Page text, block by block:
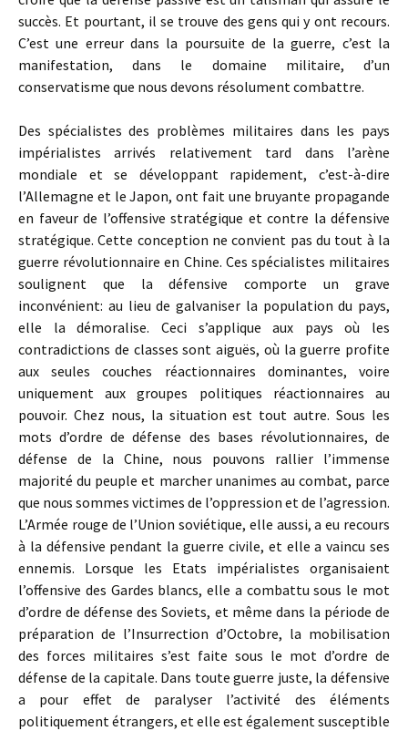
succès. Et pourtant, il se trouve des gens qui y ont recours.
C’est une erreur dans la poursuite de la guerre, c’est la
manifestation, dans le domaine militaire, d’un
conservatisme que nous devons résolument combattre.
Des spécialistes des problèmes militaires dans les pays
impérialistes arrivés relativement tard dans l’arène
mondiale et se développant rapidement, c’est-à-dire
l’Allemagne et le Japon, ont fait une bruyante propagande
en faveur de l’offensive stratégique et contre la défensive
stratégique. Cette conception ne convient pas du tout à la
guerre révolutionnaire en Chine. Ces spécialistes militaires
soulignent que la défensive comporte un grave
inconvénient: au lieu de galvaniser la population du pays,
elle la démoralise. Ceci s’applique aux pays où les
contradictions de classes sont aiguës, où la guerre profite
aux seules couches réactionnaires dominantes, voire
uniquement aux groupes politiques réactionnaires au
pouvoir. Chez nous, la situation est tout autre. Sous les
mots d’ordre de défense des bases révolutionnaires, de
défense de la Chine, nous pouvons rallier l’immense
majorité du peuple et marcher unanimes au combat, parce
que nous sommes victimes de l’oppression et de l’agression.
L’Armée rouge de l’Union soviétique, elle aussi, a eu recours
à la défensive pendant la guerre civile, et elle a vaincu ses
ennemis. Lorsque les Etats impérialistes organisaient
l’offensive des Gardes blancs, elle a combattu sous le mot
d’ordre de défense des Soviets, et même dans la période de
préparation de l’Insurrection d’Octobre, la mobilisation
des forces militaires s’est faite sous le mot d’ordre de
défense de la capitale. Dans toute guerre juste, la défensive
a pour effet de paralyser l’activité des éléments
politiquement étrangers, et elle est également susceptible